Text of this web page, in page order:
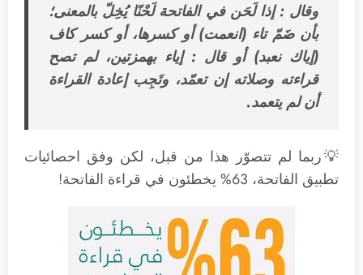
وقال : إذا لَحَن في الفاتحة لَحْنًا يُخِلّ بالمعنى؛
بأن ضَمّ تاء (انعمت) أو كسرها، أو كسر كاف
(إياك نعبد) أو قال : إياء بهمزتين، لم تصح
قراءته وصلاته إن تعمّد، وتَجِب إعادة القراءة
أن لم يتعمد.
💡ربما لم تتصوّر هذا من قبل، لكن وفق احصائيات
تطبيق الفاتحة، 63% يخطئون في قراءة الفاتحة!